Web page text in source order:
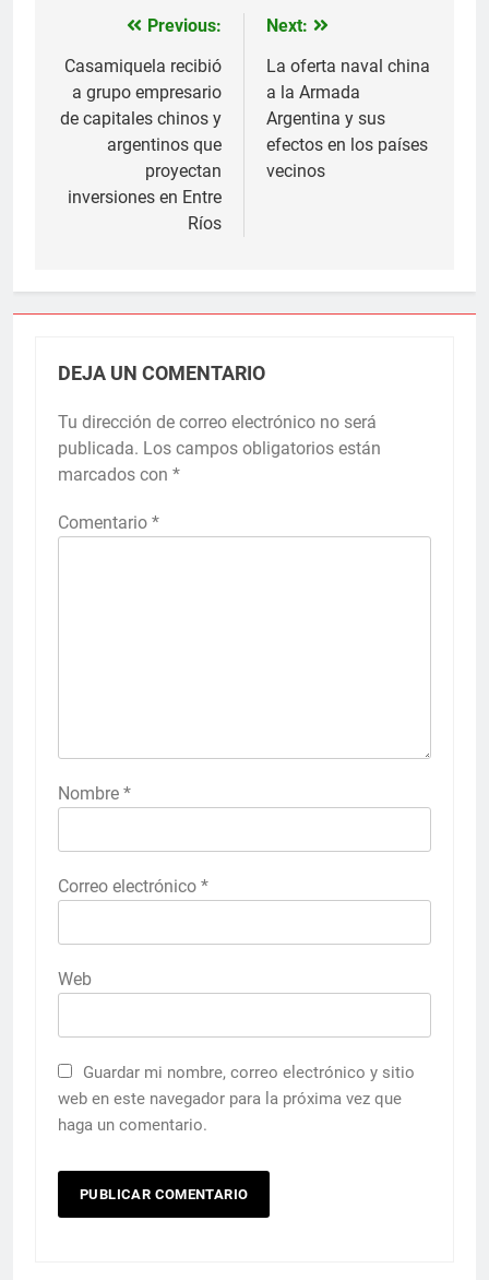
Navegación
de
entradas
Previous:
Casamiquela recibió
a grupo empresario
de capitales chinos y
argentinos que
proyectan
inversiones en Entre
Ríos
Next:
La oferta naval china
a la Armada
Argentina y sus
efectos en los países
vecinos
DEJA UN COMENTARIO
Tu dirección de correo electrónico no será
publicada. Los campos obligatorios están
marcados con *
Comentario *
Nombre *
Correo electrónico *
Web
Guardar mi nombre, correo electrónico y sitio
web en este navegador para la próxima vez que
haga un comentario.